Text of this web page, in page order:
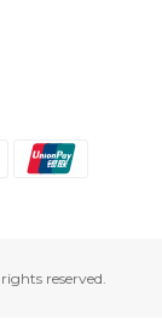
reserved.